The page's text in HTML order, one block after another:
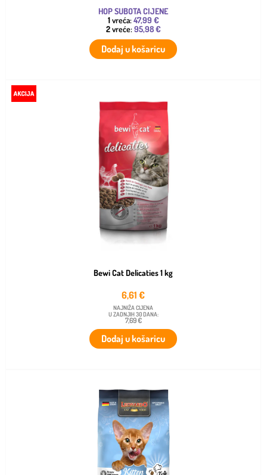
HOP SUBOTA CIJENE
1vreća:47,99 €
2vreće:95,98 €
Dodaj u košaricu
Bewi Cat Delicaties 1 kg
6,61 €
NAJNIŽA CIJENA
U ZADNJIH 30 DANA:
7,69 €
Dodaj u košaricu